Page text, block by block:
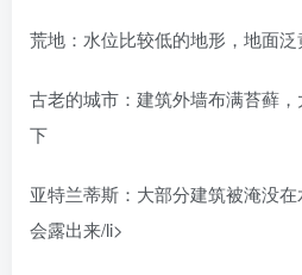
荒地：水位比较低的地形，地面泛
古老的城市：建筑外墙布满苔藓
下
亚特兰蒂斯：大部分建筑被淹没
会露出来/li>